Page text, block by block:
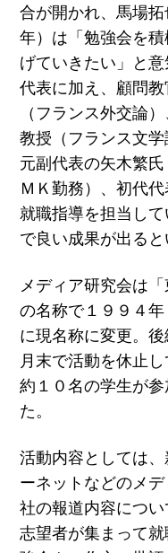
合が開かれ、馬場
年）は「勉強会を
げていきたい」と
代表に加え、顧問
（フランス外交論
教授（フランス文
元副代表の矢木繁
ＭＫ勤務）、初代
就職指導を担当し
で良い成果が出ると
メディア研究会は
の名称で１９９４
に現名称に変更。
月末で活動を休止
約１０名の学生が
た。
活動内容としては
ーネットなどのメ
社の報道内容につ
志望者が集まって